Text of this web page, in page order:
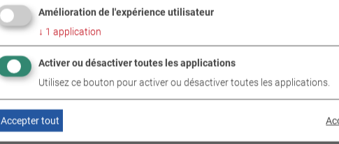
Amélioration de l'expérience utilisateur
↓ 1 application
Activer ou désactiver toutes les applications
Utilisez ce bouton pour activer ou désactiver toutes les applications.
Accepter tout